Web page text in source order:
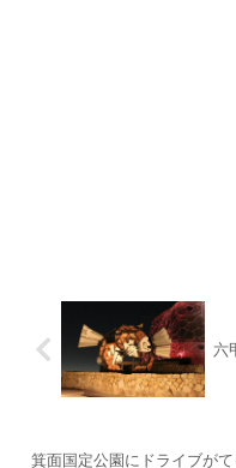
六
箕面国定公園にドライブが